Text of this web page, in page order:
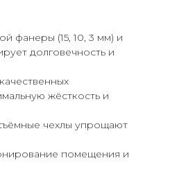
фанеры (15, 10, 3 мм) и
долговечность и
жёсткость и
чехлы упрощают
помещения и